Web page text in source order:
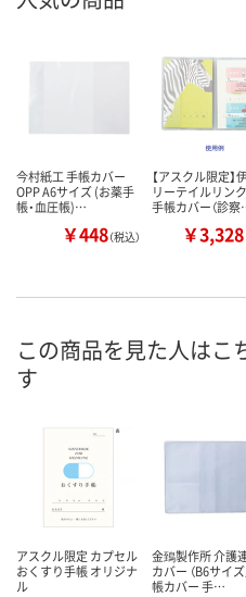
今村紙工 手帳カバー
OPP A6サイズ (お薬手
帳・血圧帳)…
￥448（税込）
【アスクル限定】
リーテイルリン
手帳カバー（診
￥3,328
この商品を見た人はこ
す
アスクル限定 カプセル
おくすり手帳 オリジナ
ル
金鵄製作所 介護
カバー （B6サイ
帳カバー 手…